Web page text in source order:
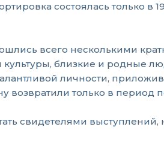
состоялась только
всего несколькими
близкие и родные
личности,
возвратили только в период
свидетелями выступлений,